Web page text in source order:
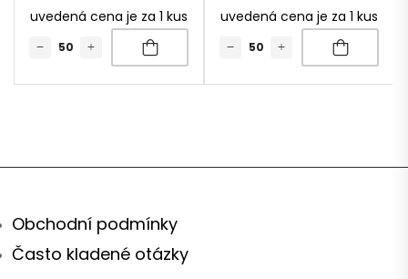
uvedená cena je za 1 kus uvedená cena je za 1 kus
Obchodní podmínky
Často kladené otázky